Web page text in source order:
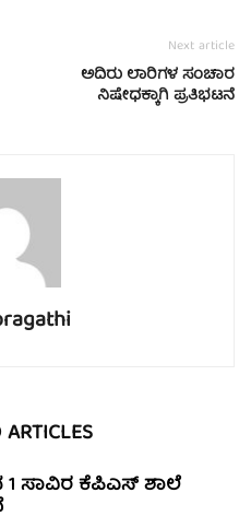
Next article
ಅದಿರು ಲಾರಿಗಳ ಸಂಚಾರ
ನಿಷೇಧಕ್ಕಾಗಿ ಪ್ರತಿಭಟನೆ
1 ಸಾವಿರ ಕೆಪಿಎಸ್ ಶಾಲೆ